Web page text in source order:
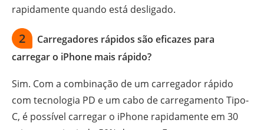
rapidamente quando está desligado.
2
Carregadores rápidos são eficazes para
carregar o iPhone mais rápido?
Sim. Com a combinação de um carregador rápido
com tecnologia PD e um cabo de carregamento Tipo-
C, é possível carregar o iPhone rapidamente em 30